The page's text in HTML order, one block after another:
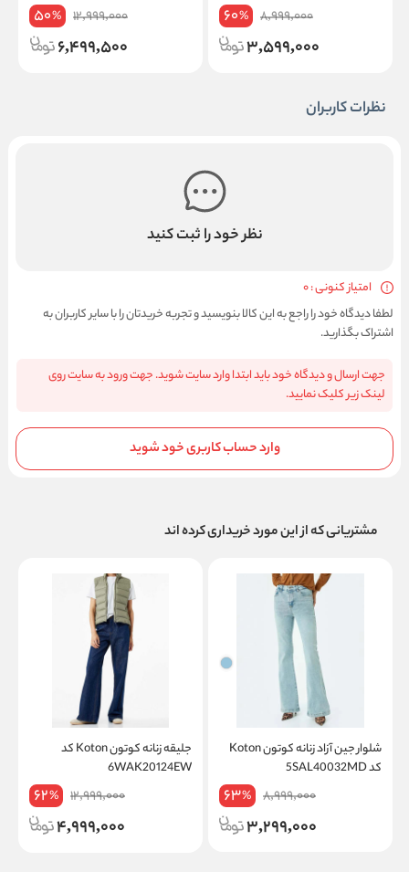
8,999,000
60%
3,599,000
12,999,000
50%
6,499,500
نظرات کاربران
نظر خود را ثبت کنید
امتیاز کنونی : 0
لطفا دیدگاه خود را راجع به این کالا بنویسید و تجربه خریدتان را با سایر کاربران به
اشتراک بگذارید.
جهت ارسال و دیدگاه خود باید ابتدا وارد سایت شوید. جهت ورود به سایت روی
لینک زیر کلیک نمایید.
وارد حساب کاربری خود شوید
مشتریانی که از این مورد خریداری کرده اند
شلوار جین آزاد زنانه کوتون Koton
کد 5SAL40032MD
8,999,000
63%
3,299,000
جلیقه زنانه کوتون Koton کد
6WAK20124EW
12,999,000
62%
4,999,000